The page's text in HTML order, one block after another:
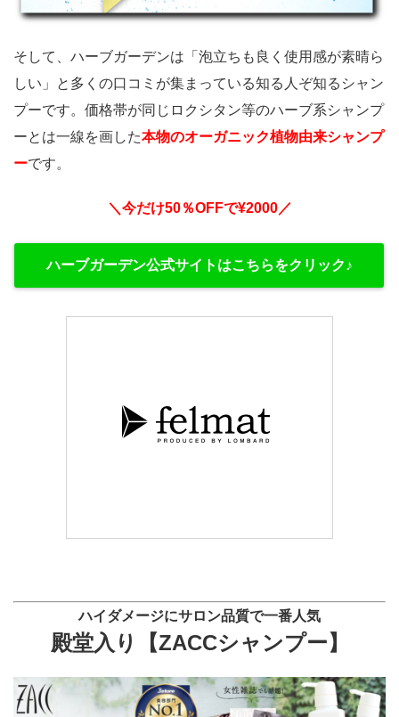
そして、ハーブガーデンは「泡立ちも良く使用感が素晴ら
しい」と多くの口コミが集まっている知る人ぞ知るシャン
プーです。価格帯が同じロクシタン等のハーブ系シャンプ
ーとは一線を画した本物のオーガニック植物由来シャンプ
ーです。
＼今だけ50％OFFで¥2000／
ハーブガーデン公式サイトはこちらをクリック♪
ハイダメージにサロン品質で一番人気
殿堂入り【ZACCシャンプー】